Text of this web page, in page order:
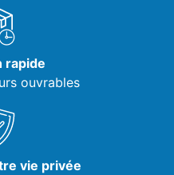
rapide
ouvrables
vie privée